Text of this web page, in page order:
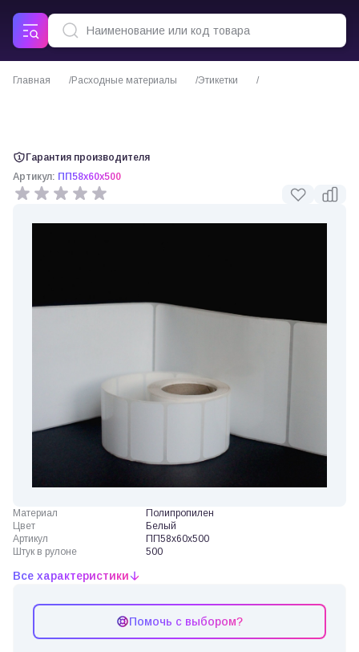
Главная Расходные материалы
Этикетки
Гарантия производителя
Артикул: ПП58х60х500
Материал
Полипропилен
Цвет
Белый
Артикул
ПП58х60х500
Штук в рулоне
500
Все характеристики
Помочь с выбором?